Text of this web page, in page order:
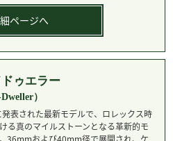
ページへ
ゥエラー
）
表された最新モデルで、ロレックス時
る真のマイルストーンとなる革新的モ